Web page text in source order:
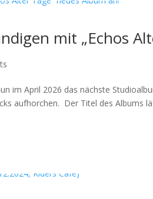
mit „Echos
im April 2026 das nächste
aufhorchen. Der Titel des Albums